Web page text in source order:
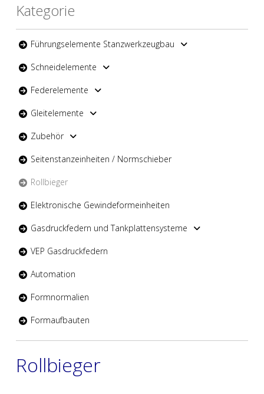
Kategorie
Führungselemente Stanzwerkzeugbau
Schneidelemente
Federelemente
Gleitelemente
Zubehör
Seitenstanzeinheiten / Normschieber
Rollbieger
Elektronische Gewindeformeinheiten
Gasdruckfedern und Tankplattensysteme
VEP Gasdruckfedern
Automation
Formnormalien
Formaufbauten
Rollbieger